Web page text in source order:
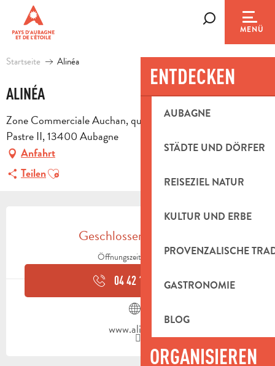
contenu
principal
MENÜ
ENTDECKEN
AUBAGNE
STÄDTE UND DÖRFER
REISEZIEL NATUR
KULTUR UND ERBE
PROVENZALISCHE
GASTRONOMIE
BLOG
ORGANISIEREN
Startseite Alinéa
ALINÉA
Zone Commerciale Auchan, quat. Les Jonquiers, ZAC du
Pastre II, 13400 Aubagne
Anfahrt
TeilenAjouter aux favoris
ÖFFNUNGSZEITEN &
Geschlossen für heute
Öffnungszeiten ansehen
04 42 18 63▒▒
www.alinea.fr